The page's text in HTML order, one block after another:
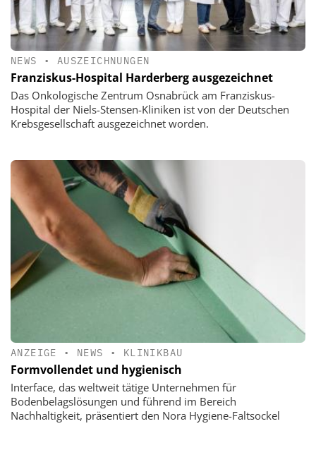
NEWS • AUSZEICHNUNGEN
Franziskus-Hospital Harderberg ausgezeichnet
Das Onkologische Zentrum Osnabrück am Franziskus-
Hospital der Niels-Stensen-Kliniken ist von der Deutschen
Krebsgesellschaft ausgezeichnet worden.
ANZEIGE • NEWS • KLINIKBAU
Formvollendet und hygienisch
Interface, das weltweit tätige Unternehmen für
Bodenbelagslösungen und führend im Bereich
Nachhaltigkeit, präsentiert den Nora Hygiene-Faltsockel